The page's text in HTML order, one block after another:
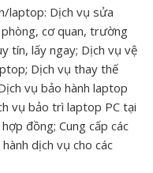
laptop: Dịch vụ sửa
cơ quan, trường
tín, lấy ngay; Dịch vụ vệ
Dịch vụ thay thế
vụ bảo hành laptop
vụ bảo trì laptop PC tại
đồng; Cung cấp các
dịch vụ cho các